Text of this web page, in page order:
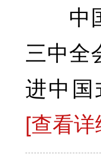
中国
三中全
进中
[查看详